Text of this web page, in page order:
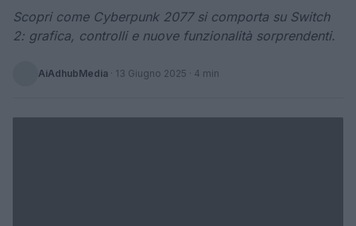
Scopri come Cyberpunk 2077 si comporta su Switch
2: grafica, controlli e nuove funzionalità sorprendenti.
AiAdhubMedia · 13 Giugno 2025 · 4 min